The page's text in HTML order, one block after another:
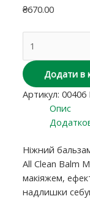
₴670.00
Додати в
Артикул:00406
Опис
Ніжний
All Clean Balm
макіяжем,
надлишки